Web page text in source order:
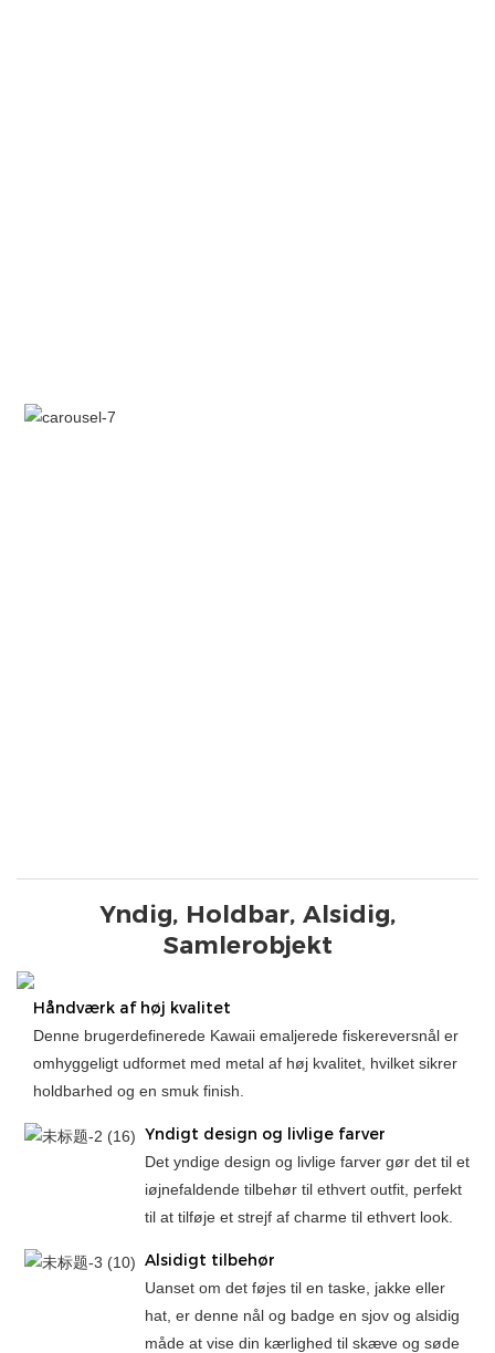
Yndig, Holdbar, Alsidig,
Samlerobjekt
Håndværk af høj kvalitet
Denne brugerdefinerede Kawaii emaljerede fiskereversnål er
omhyggeligt udformet med metal af høj kvalitet, hvilket sikrer
holdbarhed og en smuk finish.
Yndigt design og livlige farver
Det yndige design og livlige farver gør det til et
iøjnefaldende tilbehør til ethvert outfit, perfekt
til at tilføje et strejf af charme til ethvert look.
Alsidigt tilbehør
Uanset om det føjes til en taske, jakke eller
hat, er denne nål og badge en sjov og alsidig
måde at vise din kærlighed til skæve og søde